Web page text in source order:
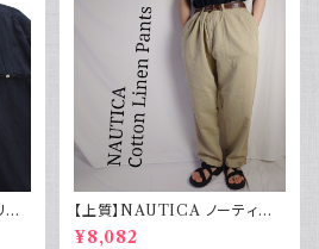
ネ
【上質】NAUTICA ノーティカ
コットンリネンパンツ ツータック
¥8,082